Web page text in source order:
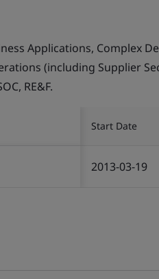
Applications, Complex
(including Supplier
RE&F.
Start Date
2013-03-19